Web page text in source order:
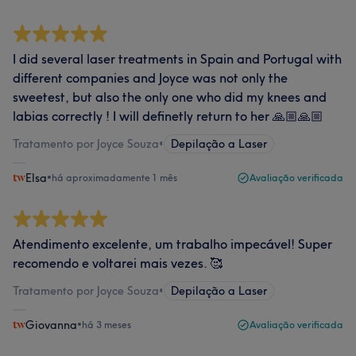
I did several laser treatments in Spain and Portugal with
different companies and Joyce was not only the
sweetest, but also the only one who did my knees and
labias correctly ! I will definetly return to her 🙏🏼🙏🏼
Tratamento por Joyce Souza• Depilação a Laser
Elsa•há aproximadamente 1 mês Avaliação verificada
Atendimento excelente, um trabalho impecável! Super
recomendo e voltarei mais vezes. 🥰
Tratamento por Joyce Souza• Depilação a Laser
Giovanna•há 3 meses Avaliação verificada